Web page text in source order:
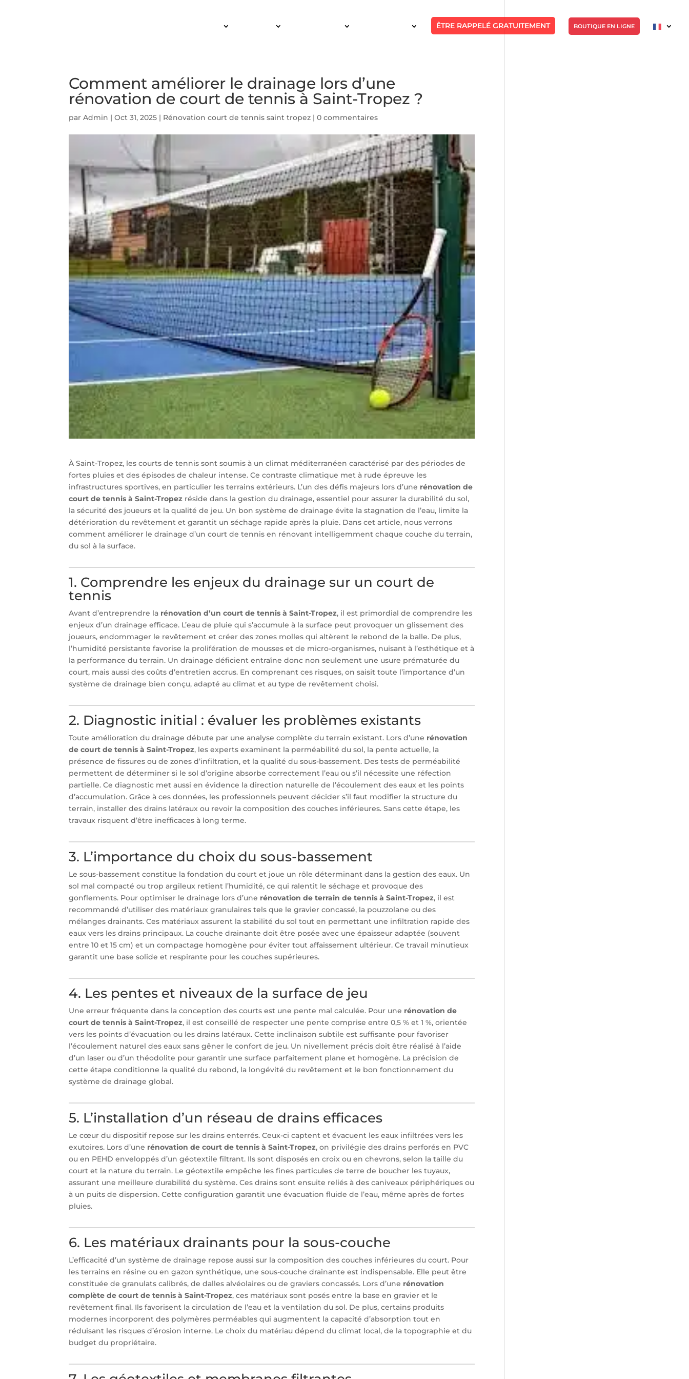
ÊTRE RAPPELÉ GRATUITEMENT BOUTIQUE EN LIGNE
Comment améliorer le drainage lors d’une
rénovation de court de tennis à Saint-Tropez ?
parAdmin |Oct 31, 2025 | Rénovation court de tennis saint tropez |0 commentaires
À Saint-Tropez, les courts de tennis sont soumis à un climat méditerranéen caractérisé par des périodes de
fortes pluies et des épisodes de chaleur intense. Ce contraste climatique met à rude épreuve les
infrastructures sportives, en particulier les terrains extérieurs. L’un des défis majeurs lors d’une rénovation de
court de tennis à Saint-Tropez réside dans la gestion du drainage, essentiel pour assurer la durabilité du sol,
la sécurité des joueurs et la qualité de jeu. Un bon système de drainage évite la stagnation de l’eau, limite la
détérioration du revêtement et garantit un séchage rapide après la pluie. Dans cet article, nous verrons
comment améliorer le drainage d’un court de tennis en rénovant intelligemment chaque couche du terrain,
du sol à la surface.
1. Comprendre les enjeux du drainage sur un court de
tennis
Avant d’entreprendre la rénovation d’un court de tennis à Saint-Tropez, il est primordial de comprendre les
enjeux d’un drainage efficace. L’eau de pluie qui s’accumule à la surface peut provoquer un glissement des
joueurs, endommager le revêtement et créer des zones molles qui altèrent le rebond de la balle. De plus,
l’humidité persistante favorise la prolifération de mousses et de micro-organismes, nuisant à l’esthétique et à
la performance du terrain. Un drainage déficient entraîne donc non seulement une usure prématurée du
court, mais aussi des coûts d’entretien accrus. En comprenant ces risques, on saisit toute l’importance d’un
système de drainage bien conçu, adapté au climat et au type de revêtement choisi.
2. Diagnostic initial : évaluer les problèmes existants
Toute amélioration du drainage débute par une analyse complète du terrain existant. Lors d’une rénovation
de court de tennis à Saint-Tropez, les experts examinent la perméabilité du sol, la pente actuelle, la
présence de fissures ou de zones d’infiltration, et la qualité du sous-bassement. Des tests de perméabilité
permettent de déterminer si le sol d’origine absorbe correctement l’eau ou s’il nécessite une réfection
partielle. Ce diagnostic met aussi en évidence la direction naturelle de l’écoulement des eaux et les points
d’accumulation. Grâce à ces données, les professionnels peuvent décider s’il faut modifier la structure du
terrain, installer des drains latéraux ou revoir la composition des couches inférieures. Sans cette étape, les
travaux risquent d’être inefficaces à long terme.
3. L’importance du choix du sous-bassement
Le sous-bassement constitue la fondation du court et joue un rôle déterminant dans la gestion des eaux. Un
sol mal compacté ou trop argileux retient l’humidité, ce qui ralentit le séchage et provoque des
gonflements. Pour optimiser le drainage lors d’une rénovation de terrain de tennis à Saint-Tropez, il est
recommandé d’utiliser des matériaux granulaires tels que le gravier concassé, la pouzzolane ou des
mélanges drainants. Ces matériaux assurent la stabilité du sol tout en permettant une infiltration rapide des
eaux vers les drains principaux. La couche drainante doit être posée avec une épaisseur adaptée (souvent
entre 10 et 15 cm) et un compactage homogène pour éviter tout affaissement ultérieur. Ce travail minutieux
garantit une base solide et respirante pour les couches supérieures.
4. Les pentes et niveaux de la surface de jeu
Une erreur fréquente dans la conception des courts est une pente mal calculée. Pour une rénovation de
court de tennis à Saint-Tropez, il est conseillé de respecter une pente comprise entre 0,5 % et 1 %, orientée
vers les points d’évacuation ou les drains latéraux. Cette inclinaison subtile est suffisante pour favoriser
l’écoulement naturel des eaux sans gêner le confort de jeu. Un nivellement précis doit être réalisé à l’aide
d’un laser ou d’un théodolite pour garantir une surface parfaitement plane et homogène. La précision de
cette étape conditionne la qualité du rebond, la longévité du revêtement et le bon fonctionnement du
système de drainage global.
5. L’installation d’un réseau de drains efficaces
Le cœur du dispositif repose sur les drains enterrés. Ceux-ci captent et évacuent les eaux infiltrées vers les
exutoires. Lors d’une rénovation de court de tennis à Saint-Tropez, on privilégie des drains perforés en PVC
ou en PEHD enveloppés d’un géotextile filtrant. Ils sont disposés en croix ou en chevrons, selon la taille du
court et la nature du terrain. Le géotextile empêche les fines particules de terre de boucher les tuyaux,
assurant une meilleure durabilité du système. Ces drains sont ensuite reliés à des caniveaux périphériques ou
à un puits de dispersion. Cette configuration garantit une évacuation fluide de l’eau, même après de fortes
pluies.
6. Les matériaux drainants pour la sous-couche
L’efficacité d’un système de drainage repose aussi sur la composition des couches inférieures du court. Pour
les terrains en résine ou en gazon synthétique, une sous-couche drainante est indispensable. Elle peut être
constituée de granulats calibrés, de dalles alvéolaires ou de graviers concassés. Lors d’une rénovation
complète de court de tennis à Saint-Tropez, ces matériaux sont posés entre la base en gravier et le
revêtement final. Ils favorisent la circulation de l’eau et la ventilation du sol. De plus, certains produits
modernes incorporent des polymères perméables qui augmentent la capacité d’absorption tout en
réduisant les risques d’érosion interne. Le choix du matériau dépend du climat local, de la topographie et du
budget du propriétaire.